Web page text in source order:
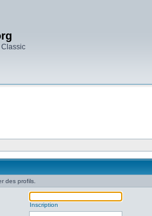
des profils.
Inscription